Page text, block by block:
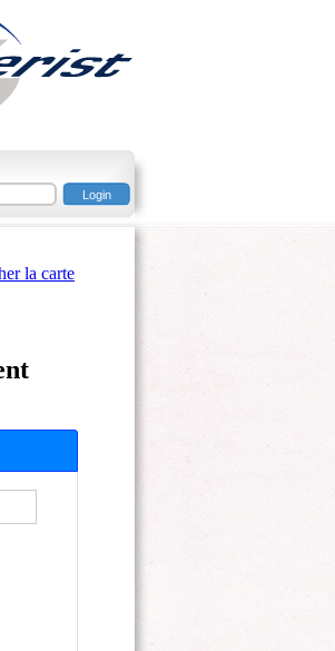
la carte